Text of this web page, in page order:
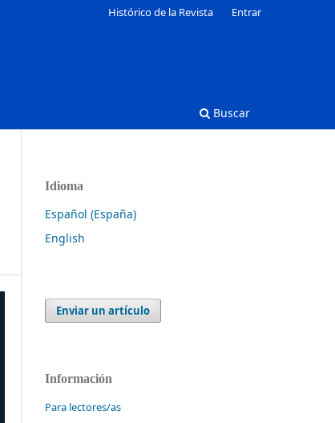
Buscar
Histórico de la Revista Entrar
Idioma
Español (España)
English
Enviar un artículo
Información
Para lectores/as